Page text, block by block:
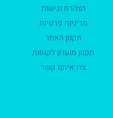
הצהרת נגישות
מדיניות פרטיות
תקנון האתר
תקנון מועדון לקוחות
צרו איתנו קשר